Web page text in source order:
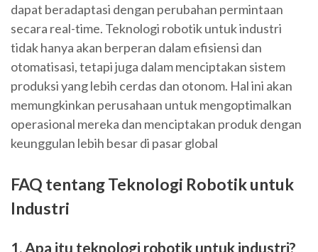
dapat beradaptasi dengan perubahan permintaan
secara real-time. Teknologi robotik untuk industri
tidak hanya akan berperan dalam efisiensi dan
otomatisasi, tetapi juga dalam menciptakan sistem
produksi yang lebih cerdas dan otonom. Hal ini akan
memungkinkan perusahaan untuk mengoptimalkan
operasional mereka dan menciptakan produk dengan
keunggulan lebih besar di pasar global
FAQ tentang Teknologi Robotik untuk
Industri
1. Apa itu teknologi robotik untuk industri?